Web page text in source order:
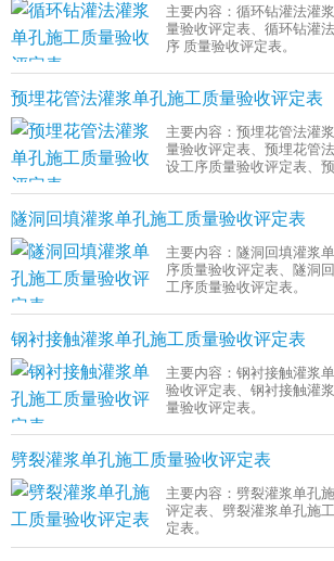
主要内容：循环钻灌法灌
量验收评定表、循环钻灌
序 质量验收评定表。
预埋花管法灌浆单孔施工质量验收评定表
主要内容：预埋花管法灌
量验收评定表、预埋花管
设工序质量验收评定表、
隧洞回填灌浆单孔施工质量验收评定表
主要内容：隧洞回填灌浆
序质量验收评定表、隧洞
工序质量验收评定表。
钢衬接触灌浆单孔施工质量验收评定表
主要内容：钢衬接触灌浆
验收评定表、钢衬接触灌
量验收评定表。
劈裂灌浆单孔施工质量验收评定表
主要内容：劈裂灌浆单孔
评定表、劈裂灌浆单孔施
定表。